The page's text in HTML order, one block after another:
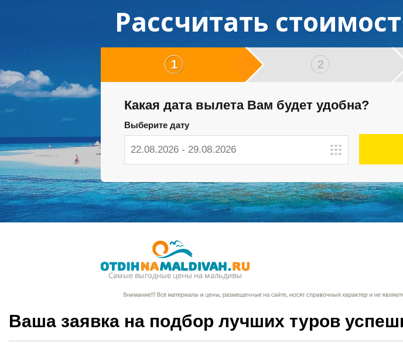
Рассчитать
1 2
Какая дата вылета Вам будет удобна?
Выберите дату
Ваша заявка на подбор лучших туров